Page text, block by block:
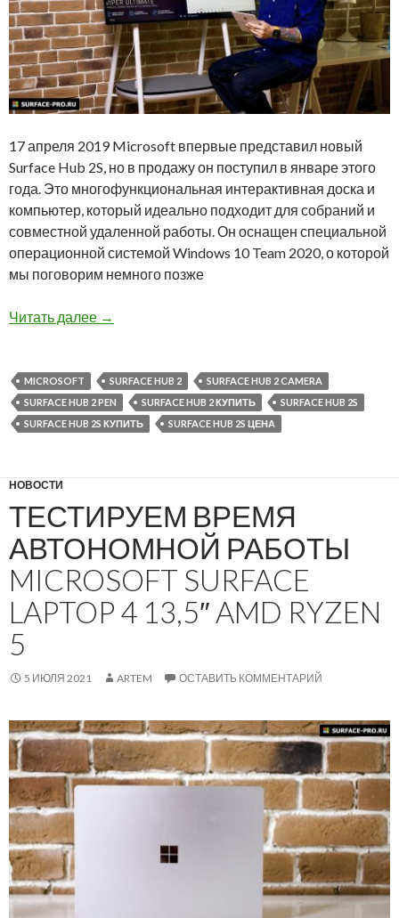
17 апреля 2019 Microsoft впервые представил новый
Surface Hub 2S, но в продажу он поступил в январе этого
года. Это многофункциональная интерактивная доска и
компьютер, который идеально подходит для собраний и
совместной удаленной работы. Он оснащен специальной
операционной системой Windows 10 Team 2020, о которой
мы поговорим немного позже
Читать далее Обзор Microsoft Surface Hub 2s с
→
MICROSOFT SURFACE HUB 2
SURFACE HUB 2 CAMERA
SURFACE HUB 2 PEN
SURFACE HUB 2 КУПИТЬ
SURFACE HUB 2S
SURFACE HUB 2S КУПИТЬ
SURFACE HUB 2S ЦЕНА
НОВОСТИ
ТЕСТИРУЕМ ВРЕМЯ
АВТОНОМНОЙ РАБОТЫ
MICROSOFT SURFACE
LAPTOP 4 13,5″ AMD RYZEN
5
5 ИЮЛЯ 2021 ARTEM ОСТАВИТЬ КОММЕНТАРИЙ